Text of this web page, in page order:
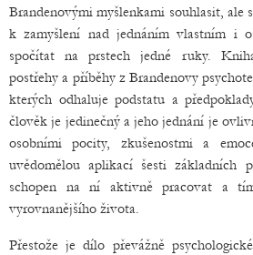
Brandenovými myšlenkami souhlasit, ale
k zamyšlení nad jednáním vlastním i
spočítat na prstech jedné ruky.
postřehy a příběhy z Brandenovy
kterých odhaluje podstatu a
člověk je jedinečný a jeho jednání je
osobními pocity, zkušenostmi a
uvědomělou aplikací šesti základních
schopen na ní aktivně pracovat a
vyrovnanějšího života.
Přestože je dílo převážně